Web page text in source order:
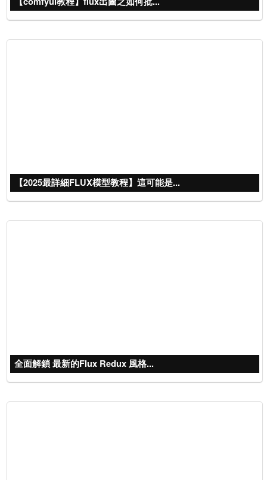
【2025最詳細FLUX模型教程】這可能是...
全面解鎖 最新的Flux Redux 風格...